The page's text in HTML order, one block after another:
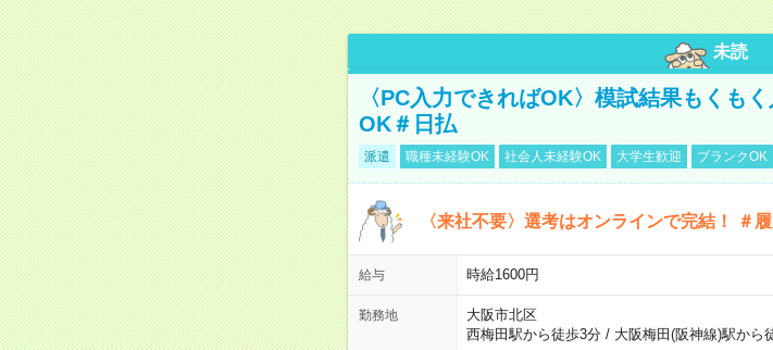
未読
〈PC入力できればOK〉模試結果もくも
OK＃日払
派遣 職種未経験OK 社会人未経験OK 大学生歓迎 ブランクOK
〈来社不要〉選考はオンラインで完結！ ＃
給与 時給1600円
勤務地
大阪市北区
西梅田駅から徒歩3分/ 大阪梅田(阪神線)駅から